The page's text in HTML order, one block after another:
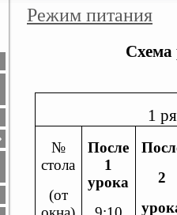
Режим питания
Схема
1
№
стола
(от
После
1
урока
2